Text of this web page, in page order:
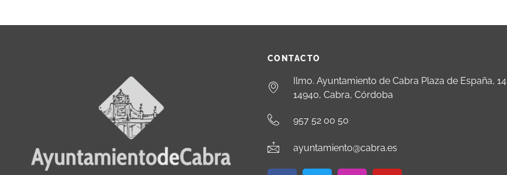
CONTACTO
Ilmo. Ayuntamiento de Cabra Plaza de España, 14
14940, Cabra, Córdoba
957 52 00 50
ayuntamiento@cabra.es